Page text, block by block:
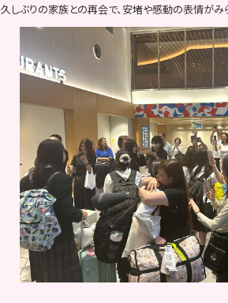
久しぶりの家族との再会で、安堵や感動の表情がみ